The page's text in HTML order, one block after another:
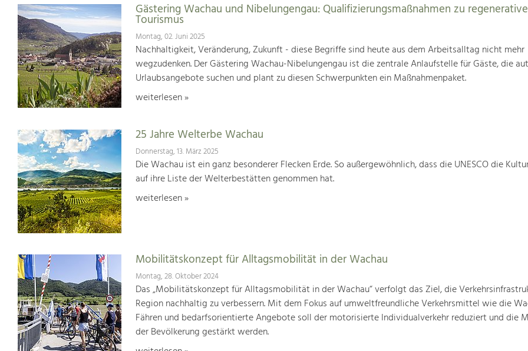
Gästering Wachau und Nibelungengau: Qualifizierungsmaßnahmen zu
Tourismus
Montag, 02. Juni 2025
Nachhaltigkeit, Veränderung, Zukunft - diese Begriffe sind heute aus dem Arbeitsalltag nicht mehr
wegzudenken. Der Gästering Wachau-Nibelungengau ist die zentrale Anlaufstelle für Gäste, die
Urlaubsangebote suchen und plant zu diesen Schwerpunkten ein Maßnahmenpaket.
weiterlesen »
25 Jahre Welterbe Wachau
Donnerstag, 13. März 2025
Die Wachau ist ein ganz besonderer Flecken Erde. So außergewöhnlich, dass die UNESCO die
auf ihre Liste der Welterbestätten genommen hat.
weiterlesen »
Mobilitätskonzept für Alltagsmobilität in der Wachau
Montag, 28. Oktober 2024
Das „Mobilitätskonzept für Alltagsmobilität in der Wachau“ verfolgt das Ziel, die
Region nachhaltig zu verbessern. Mit dem Fokus auf umweltfreundliche Verkehrsmittel wie die
Fähren und bedarfsorientierte Angebote soll der motorisierte Individualverkehr reduziert und die
der Bevölkerung gestärkt werden.